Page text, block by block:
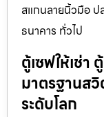
สแกนลายนิ้วมือ ป
ธนาคาร ทั่วไป
ตู้เซฟให้เช่า
มาตรฐานส
ระดับโลก